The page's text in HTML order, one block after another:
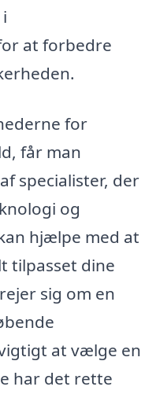
at forbedre
for
får man
specialister, der
og
hjælpe med at
tilpasset dine
sig om en
at vælge en
har det rette